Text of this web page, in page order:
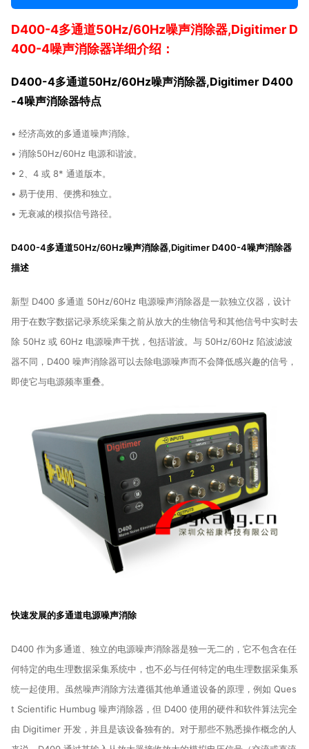
D400-4多通道50Hz/60Hz噪声消除器,Digitimer D
400-4噪声消除器详细介绍：
D400-4多通道50Hz/60Hz噪声消除器,Digitimer D400
-4噪声消除器特点
• 经济高效的多通道噪声消除。
• 消除50Hz/60Hz 电源和谐波。
• 2、4 或 8* 通道版本。
• 易于使用、便携和独立。
• 无衰减的模拟信号路径。
D400-4多通道50Hz/60Hz噪声消除器,Digitimer D400-4噪声消除器
描述
新型 D400 多通道 50Hz/60Hz 电源噪声消除器是一款独立仪器，设计
用于在数字数据记录系统采集之前从放大的生物信号和其他信号中实时去
除 50Hz 或 60Hz 电源噪声干扰，包括谐波。 与 50Hz/60Hz 陷波滤波
器不同，D400 噪声消除器可以去除电源噪声而不会降低感兴趣的信号，
即使它与电源频率重叠。
快速发展的多通道电源噪声消除
D400 作为多通道、独立的电源噪声消除器是独一无二的，它不包含在任
何特定的电生理数据采集系统中，也不必与任何特定的电生理数据采集系
统一起使用。 虽然噪声消除方法遵循其他单通道设备的原理，例如 Ques
t Scientific Humbug 噪声消除器，但 D400 使用的硬件和软件算法完全
由 Digitimer 开发，并且是该设备独有的。 对于那些不熟悉操作概念的人